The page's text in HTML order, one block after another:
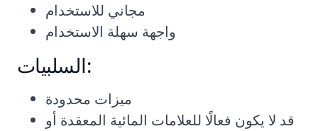
مجاني للاستخدام
واجهة سهلة الاستخدام
السلبيات:
ميزات محدودة
قد لا يكون فعالًا للعلامات المائية المعقدة أو